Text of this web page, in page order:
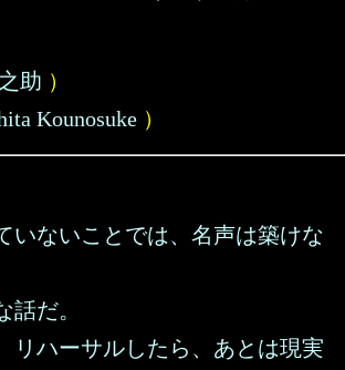
助 ）
Kounosuke ）
いないことでは、名声は築けな
話だ。
リハーサルしたら、あとは現実